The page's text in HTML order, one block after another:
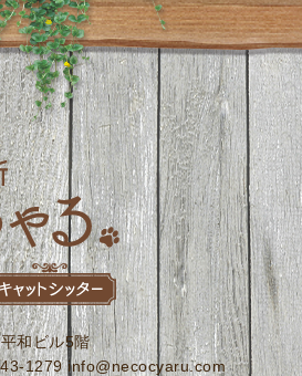
和ビル5階
1279 info@necocyaru.com